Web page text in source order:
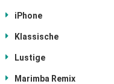
iPhone
Klassische
Lustige
Marimba Remix